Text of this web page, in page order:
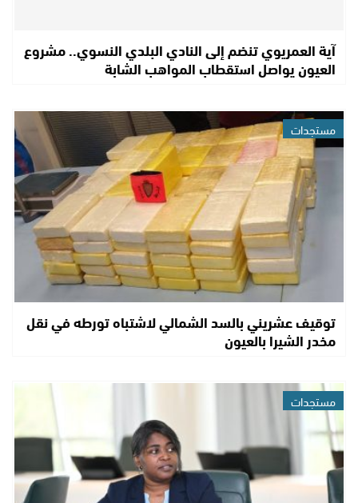
آية العمريوي تنضم إلى النادي البلدي النسوي.. مشروع
العيون يواصل استقطاب المواهب الشابة
مستجدات
توقيف عشريني بالسد الشمالي لاشتباه تورطه في نقل
مخدر الشيرا بالعيون
مستجدات